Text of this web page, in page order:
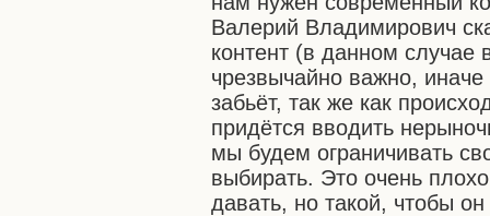
Валерий Владимирович
контент (в данном случае
чрезвычайно важно,
забьёт, так же как
придётся вводить
мы будем ограничивать
выбирать. Это очень
давать, но такой, чтобы